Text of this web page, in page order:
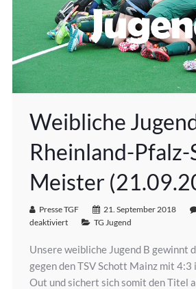
Weibliche
Rheinland-Pfalz-
Meister
Presse TGF 21. September 2018
deaktiviert
TG Jugend
Unsere weibliche Jugend B gewinnt
gegen den TSV Schott Mainz mit 4:3
Out und sichert sich somit den Titel